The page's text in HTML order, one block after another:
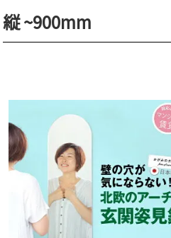
縦 ~900mm